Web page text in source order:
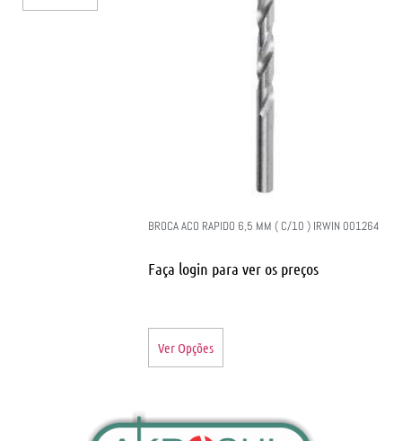
BROCA ACO RAPIDO 6,5 MM ( C/10 ) IRWIN 001264
Faça login para ver os preços
Ver Opções